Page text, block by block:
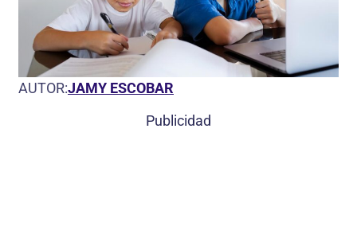
AUTOR:JAMY ESCOBAR
Publicidad